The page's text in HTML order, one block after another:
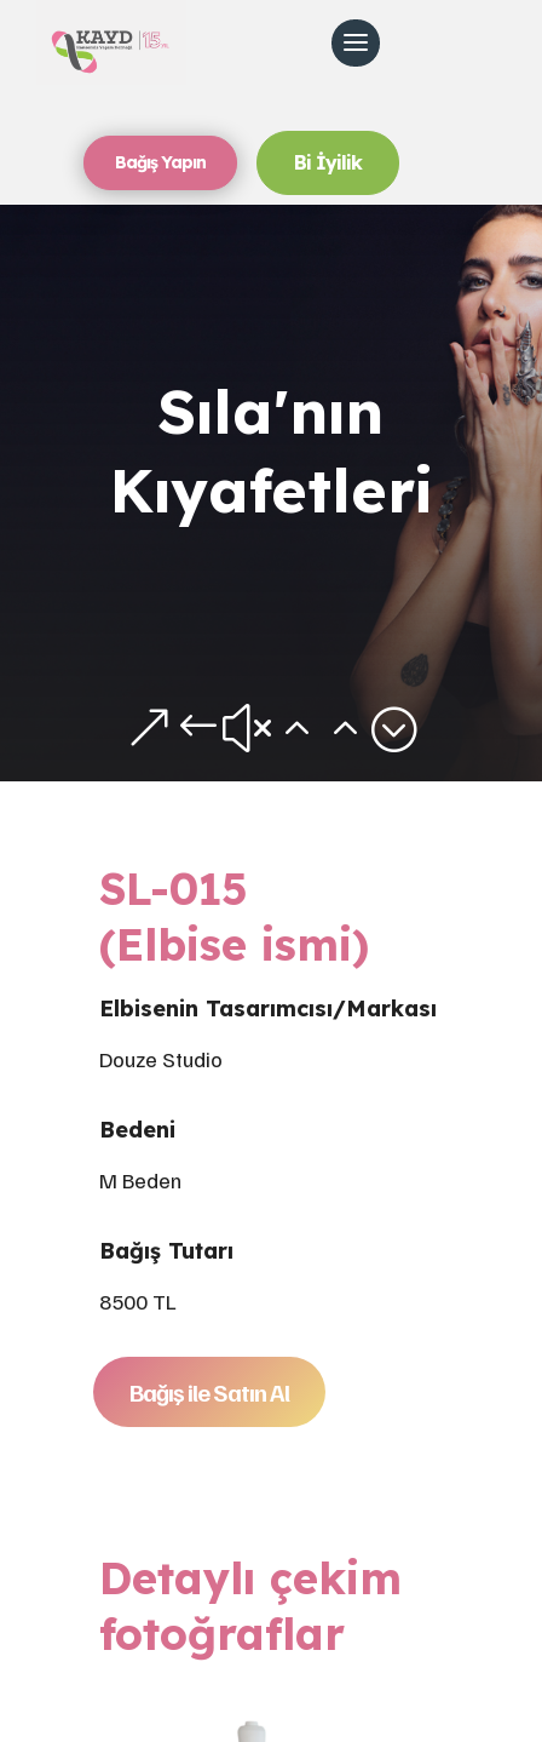
Bağış Yapın Bi İyilik
Sıla'nın
Kıyafetleri
&#x22;
SL-015
(Elbise ismi)
Elbisenin Tasarımcısı/Markası
Douze Studio
Bedeni
M Beden
Bağış Tutarı
8500 TL
Bağış ile Satın Al
Detaylı çekim
fotoğraflar